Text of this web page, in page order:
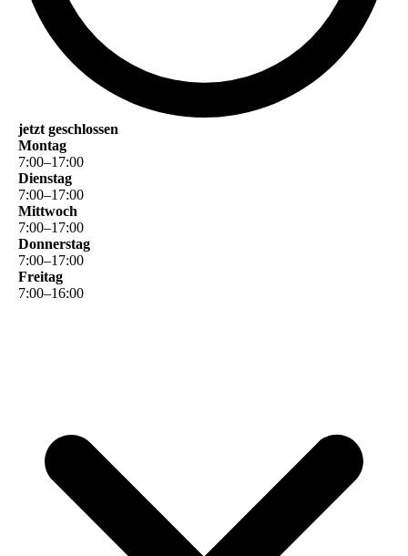
jetzt geschlossen
Montag
7:00–17:00
Dienstag
7:00–17:00
Mittwoch
7:00–17:00
Donnerstag
7:00–17:00
Freitag
7:00–16:00